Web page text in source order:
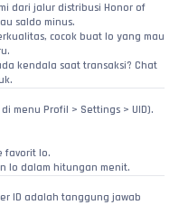
dari jalur distribusi Honor of
saldo minus.
cocok buat lo yang mau
kendala saat transaksi? Chat
menu Profil > Settings > UID).
favorit lo.
lo dalam hitungan menit.
ID adalah tanggung jawab